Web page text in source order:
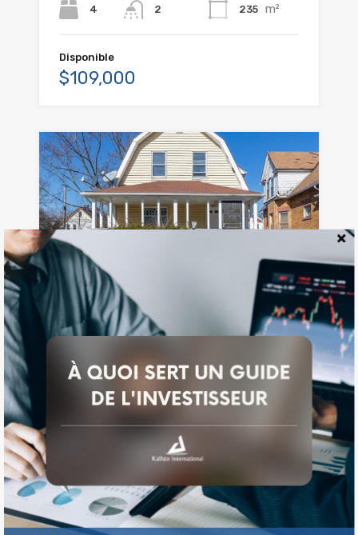
4 2 235 m²
Disponible
$109,000
Maison à Cleveland, Ohio / 16,64 %*
Chambres
2
Salles de bain Surface
166 m²
Guide
Investisseur